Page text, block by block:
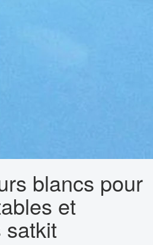
blancs pour
et
satkit